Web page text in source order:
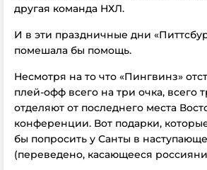
другая команда НХЛ.
И в эти праздничные дни
помешала бы помощь.
Несмотря на то что «Пингвинз»
плей-офф всего на три очка, всего
отделяют от последнего места
конференции. Вот подарки,
бы попросить у Санты в
(переведено, касающееся